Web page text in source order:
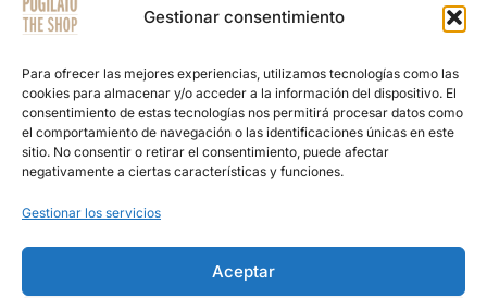
Gestionar consentimiento
Para ofrecer las mejores experiencias, utilizamos tecnologías como las
cookies para almacenar y/o acceder a la información del dispositivo. El
consentimiento de estas tecnologías nos permitirá procesar datos como
el comportamiento de navegación o las identificaciones únicas en este
sitio. No consentir o retirar el consentimiento, puede afectar
negativamente a ciertas características y funciones.
Gestionar los servicios
Aceptar
profesionales
de la
barbería y
peluquería.
Más de 15
años
abasteciendo
mejores
REPUESTOS
NAVAJAS
BARBERÍA
SECADORES
PRODUCTOS
DE
BARBACOAS
POR
WHATSAPP